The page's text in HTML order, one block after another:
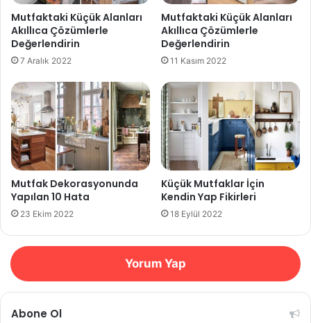
Mutfaktaki Küçük Alanları
Akıllıca Çözümlerle
Değerlendirin
7 Aralık 2022
Mutfaktaki Küçük Alanları
Akıllıca Çözümlerle
Değerlendirin
11 Kasım 2022
Mutfak Dekorasyonunda
Yapılan 10 Hata
23 Ekim 2022
Küçük Mutfaklar İçin
Kendin Yap Fikirleri
18 Eylül 2022
Yorum Yap
Abone Ol